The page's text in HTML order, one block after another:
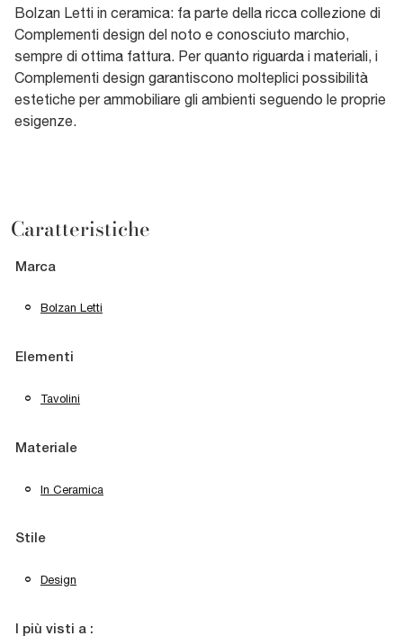
Bolzan Letti in ceramica: fa parte della ricca collezione di
Complementi design del noto e conosciuto marchio,
sempre di ottima fattura. Per quanto riguarda i materiali, i
Complementi design garantiscono molteplici possibilità
estetiche per ammobiliare gli ambienti seguendo le proprie
esigenze.
Caratteristiche
Marca
Bolzan Letti
Elementi
Tavolini
Materiale
In Ceramica
Stile
Design
I più visti a :